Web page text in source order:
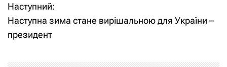
в
і
Наступний:
Наступна зима стане вирішальною для України –
президент